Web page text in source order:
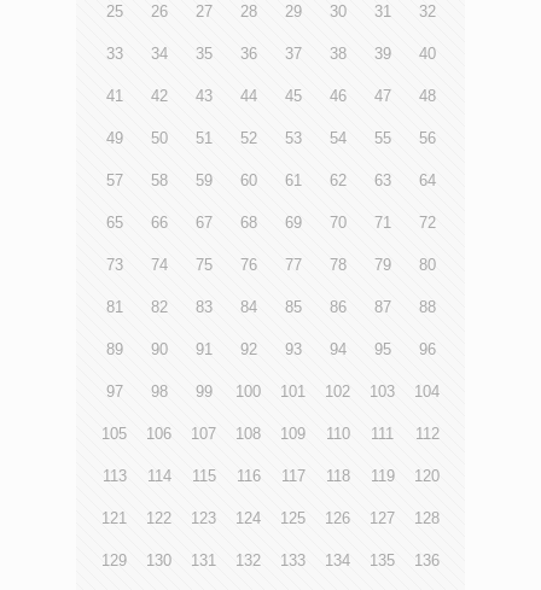
25 26 27 28 29 30 31 32
33 34 35 36 37 38 39 40
41 42 43 44 45 46 47 48
49 50 51 52 53 54 55 56
57 58 59 60 61 62 63 64
65 66 67 68 69 70 71 72
73 74 75 76 77 78 79 80
81 82 83 84 85 86 87 88
89 90 91 92 93 94 95 96
97 98 99 100 101 102 103 104
105 106 107 108 109 110 111 112
113 114 115 116 117 118 119 120
121 122 123 124 125 126 127 128
129 130 131 132 133 134 135 136